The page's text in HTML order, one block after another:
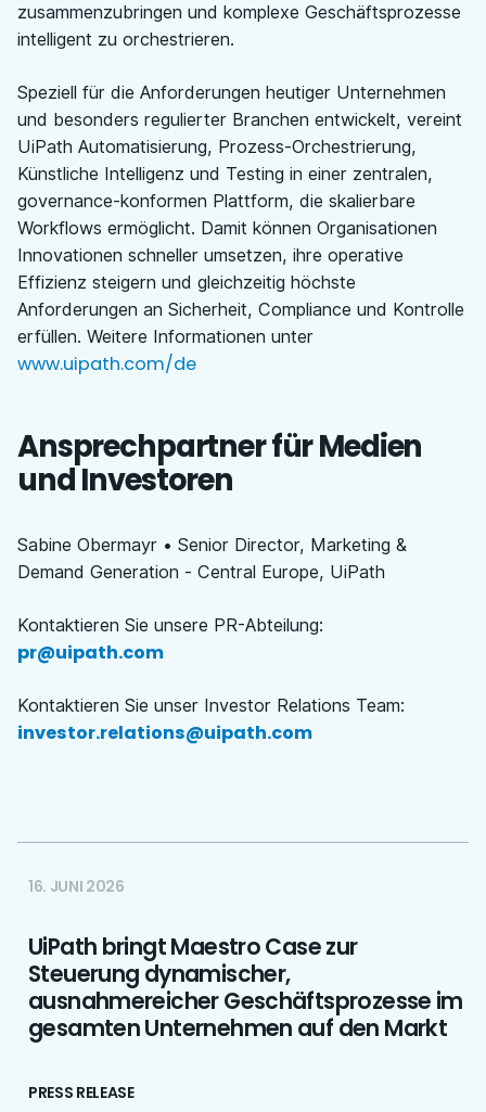
zusammenzubringen und komplexe Geschäftsprozesse
intelligent zu orchestrieren.
Speziell für die Anforderungen heutiger Unternehmen
und besonders regulierter Branchen entwickelt, vereint
UiPath Automatisierung, Prozess-Orchestrierung,
Künstliche Intelligenz und Testing in einer zentralen,
governance-konformen Plattform, die skalierbare
Workflows ermöglicht. Damit können Organisationen
Innovationen schneller umsetzen, ihre operative
Effizienz steigern und gleichzeitig höchste
Anforderungen an Sicherheit, Compliance und Kontrolle
erfüllen. Weitere Informationen unter
www.uipath.com/de
Ansprechpartner für Medien
und Investoren
Sabine Obermayr • Senior Director, Marketing &
Demand Generation - Central Europe, UiPath
Kontaktieren Sie unsere PR-Abteilung:
pr@uipath.com
Kontaktieren Sie unser Investor Relations Team:
investor.relations@uipath.com
16. JUNI 2026
UiPath bringt Maestro Case zur
Steuerung dynamischer,
ausnahmereicher Geschäftsprozesse im
gesamten Unternehmen auf den Markt
PRESS RELEASE